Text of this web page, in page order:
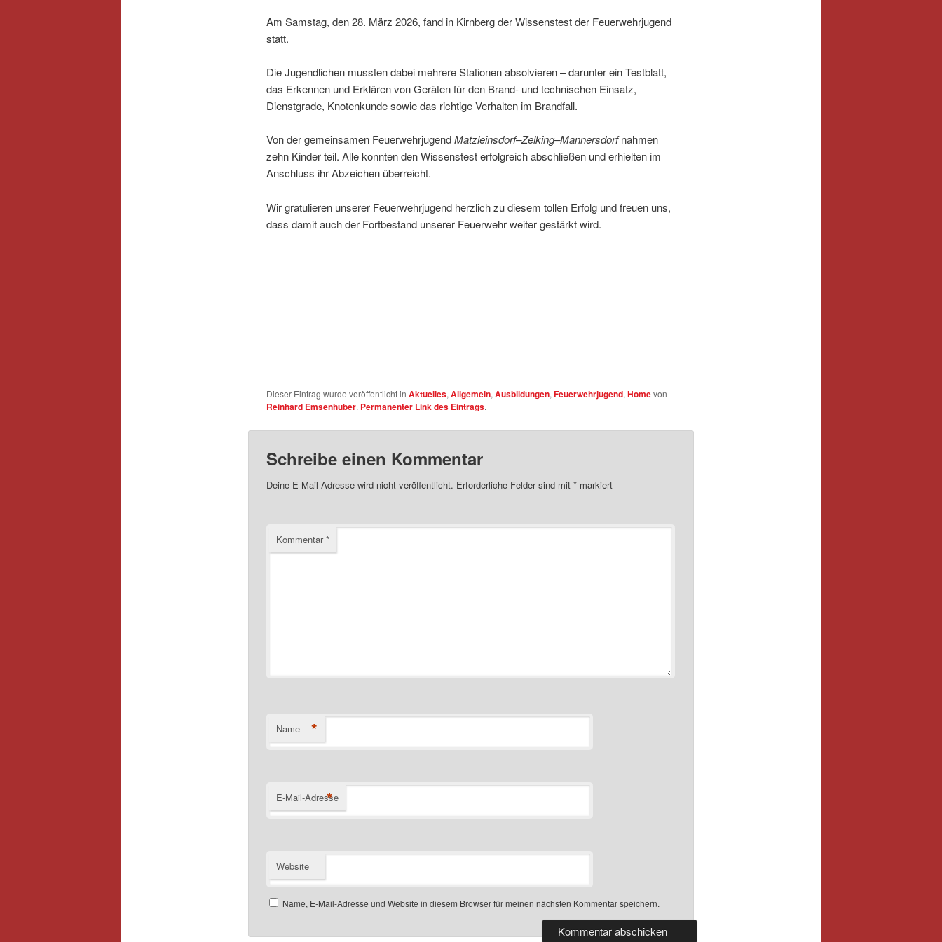
Am Samstag, den 28. März 2026, fand in Kirnberg der Wissenstest der Feuerwehrjugend
statt.
Die Jugendlichen mussten dabei mehrere Stationen absolvieren – darunter ein Testblatt,
das Erkennen und Erklären von Geräten für den Brand- und technischen Einsatz,
Dienstgrade, Knotenkunde sowie das richtige Verhalten im Brandfall.
Von der gemeinsamen FeuerwehrjugendMatzleinsdorf–Zelking–Mannersdorfnahmen
zehn Kinder teil. Alle konnten den Wissenstest erfolgreich abschließen und erhielten im
Anschluss ihr Abzeichen überreicht.
Wir gratulieren unserer Feuerwehrjugend herzlich zu diesem tollen Erfolg und freuen uns,
dass damit auch der Fortbestand unserer Feuerwehr weiter gestärkt wird.
Dieser Eintrag wurde veröffentlicht in Aktuelles, Allgemein, Ausbildungen, Feuerwehrjugend, Homevon
Reinhard Emsenhuber. Permanenter Link des Eintrags.
Schreibe einen Kommentar
Deine E-Mail-Adresse wird nicht veröffentlicht. Erforderliche Felder sind mit *markiert
Kommentar*
Name *
E-Mail-Adresse
*
Website
Name, E-Mail-Adresse und Website in diesem Browser für meinen nächsten Kommentar speichern.